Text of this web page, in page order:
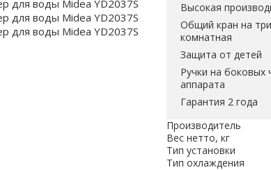
Высокая
Общий кран на
комнатная
Защита от детей
Ручки на боковых
аппарата
Гарантия 2 года
Производитель
Вес нетто, кг
Тип установки
Тип охлаждения